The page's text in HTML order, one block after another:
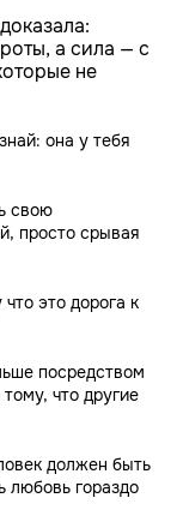
а сила — с
не
она у тебя
свою
просто срывая
это дорога к
посредством
что другие
должен быть
любовь гораздо